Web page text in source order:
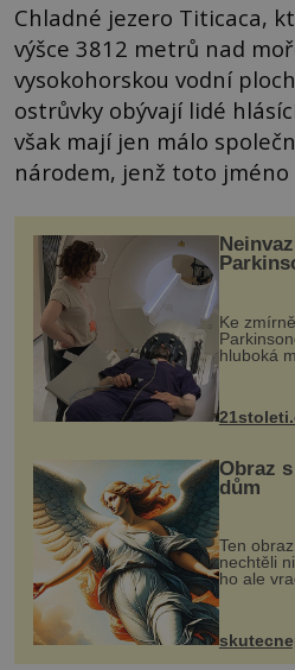
Chladné jezero Titicaca,
výšce 3812 metrů nad
vysokohorskou vodní
ostrůvky obývají lidé
však mají jen málo
národem, jenž toto jméno
Ke
hluboká
však
k
Obraz
dům
Ten
nechtěli
ho ale
Čech,